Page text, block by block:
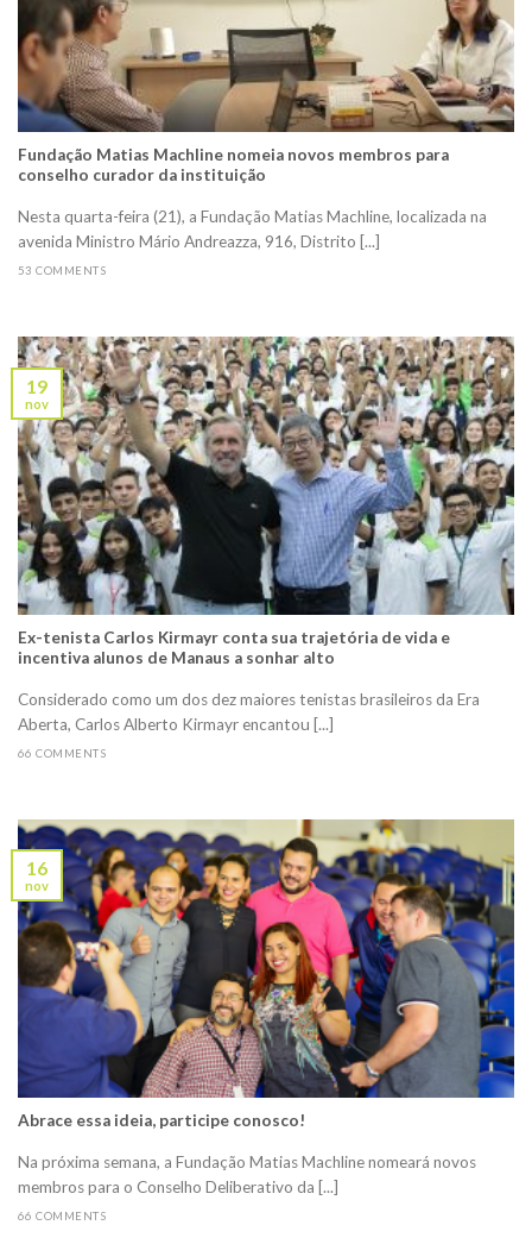
Fundação Matias Machline nomeia novos membros para
conselho curador da instituição
Nesta quarta-feira (21), a Fundação Matias Machline, localizada na
avenida Ministro Mário Andreazza, 916, Distrito [...]
53 COMMENTS
Ex-tenista Carlos Kirmayr conta sua trajetória de vida e
incentiva alunos de Manaus a sonhar alto
Considerado como um dos dez maiores tenistas brasileiros da Era
Aberta, Carlos Alberto Kirmayr encantou [...]
66 COMMENTS
19
nov
Abrace essa ideia, participe conosco!
Na próxima semana, a Fundação Matias Machline nomeará novos
membros para o Conselho Deliberativo da [...]
66 COMMENTS
16
nov